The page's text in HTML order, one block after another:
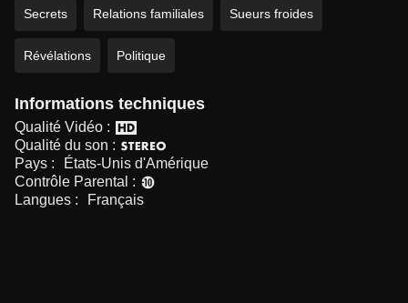
Secrets Relations familiales Sueurs froides
Révélations Politique
Informations techniques
Qualité Vidéo :
Qualité du son :
Pays :
États-Unis d'Amérique
Contrôle Parental :
Langues :
Français